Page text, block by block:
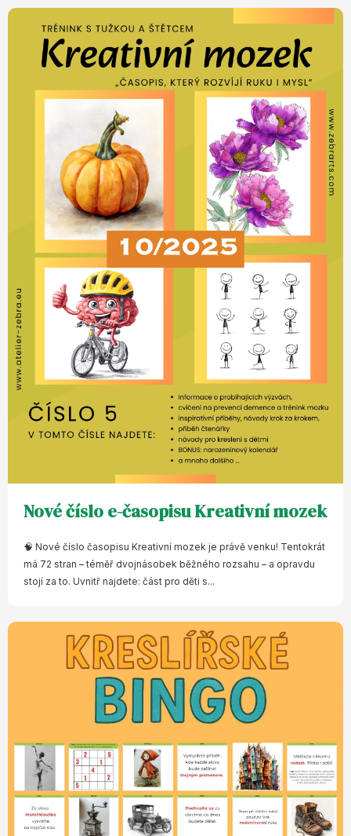
Nové číslo e-časopisu Kreativní mozek
🧠 Nové číslo časopisu Kreativní mozek je právě venku! Tentokrát
má 72 stran – téměř dvojnásobek běžného rozsahu – a opravdu
stojí za to. Uvnitř najdete: část pro děti s...